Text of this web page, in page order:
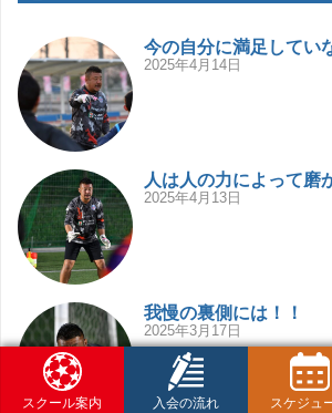
今の自分に満足してい
2025年4月14日
人は人の力によって磨
2025年4月13日
我慢の裏側には！！
2025年3月17日
スクール案内 入会の流れ スケジュ